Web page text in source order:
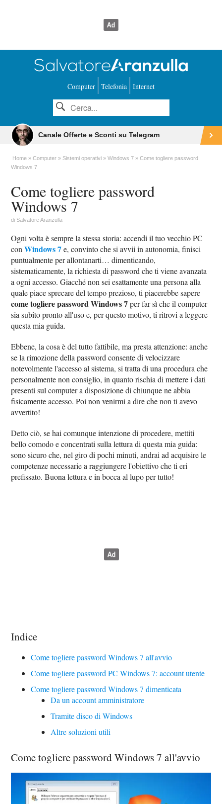
Computer Telefonia Internet
Canale Offerte e Sconti su Telegram
Home Computer Sistemi operativi Windows 7
Come togliere password
Windows 7
Come togliere password
Windows 7
diSalvatore Aranzulla
Ogni volta è sempre la stessa storia: accendi il tuo vecchio PC
conWindows 7e, convinto che si avvii in autonomia, finisci
puntualmente per allontanarti… dimenticando,
sistematicamente, la richiesta di password che ti viene avanzata
a ogni accesso. Giacché non sei esattamente una persona alla
quale piace sprecare del tempo prezioso, ti piacerebbe sapere
come togliere password Windows 7per far sì che il computer
sia subito pronto all'uso e, per questo motivo, ti ritrovi a leggere
questa mia guida.
Ebbene, la cosa è del tutto fattibile, ma presta attenzione: anche
se la rimozione della password consente di velocizzare
notevolmente l'accesso al sistema, si tratta di una procedura che
personalmente non consiglio, in quanto rischia di mettere i dati
presenti sul computer a disposizione di chiunque ne abbia
fisicamente accesso. Poi non venirmi a dire che non ti avevo
avvertito!
Detto ciò, se hai comunque intenzione di procedere, mettiti
bello comodo e concentrati sulla lettura di questa mia guida:
sono sicuro che, nel giro di pochi minuti, andrai ad acquisire le
competenze necessarie a raggiungere l'obiettivo che ti eri
prefissato. Buona lettura e in bocca al lupo per tutto!
Indice
Come togliere password Windows 7 all'avvio
Come togliere password PC Windows 7: account utente
Come togliere password Windows 7 dimenticata
Da un account amministratore
Tramite disco di Windows
Altre soluzioni utili
Come togliere password Windows 7 all'avvio